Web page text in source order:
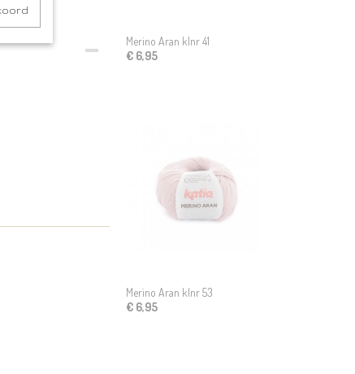
Merino Aran klnr 41
€ 6,95
Merino Aran klnr 53
€ 6,95